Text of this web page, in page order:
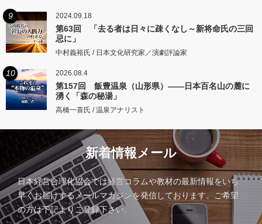
9 2024.09.18
第63回 「去る者は日々に疎くなし～新将命氏の三回
忌に」
中村義裕氏 / 日本文化研究家／演劇評論家
10 2026.08.4
第157回 飯豊温泉（山形県）――日本百名山の麓に
湧く「森の秘湯」
高橋一喜氏 / 温泉アナリスト
新着情報メール
日本経営合理化協会では経営コラムや教材の最新情報をいち
早くお届けするメールマガジンを発信しております。ご希望
の方は下記よりご登録下さい。